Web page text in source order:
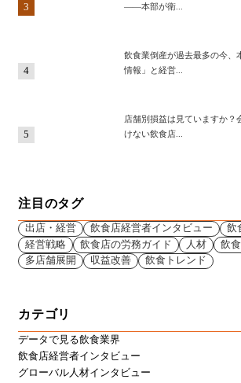
3
——本部が衛...
4
飲食業倒産が過去最多の今、
情報」と経営...
5
店舗別損益は見ていますか？
けない飲食店...
注目のタグ
出店・経営 飲食店経営者インタビュー
飲
経営戦略
飲食店の労務ガイド 人材
飲
多店舗展開
収益改善 飲食トレンド
カテゴリ
データで見る飲食業界
飲食店経営者インタビュー
グローバル人材インタビュー